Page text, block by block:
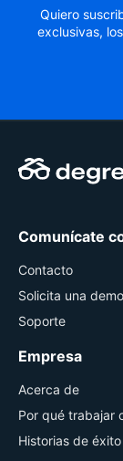
Quiero
exclusivas,
Comunícate
Contacto
Solicita una
Soporte
Empresa
Acerca de
Por qué trabajar
Historias de éxito